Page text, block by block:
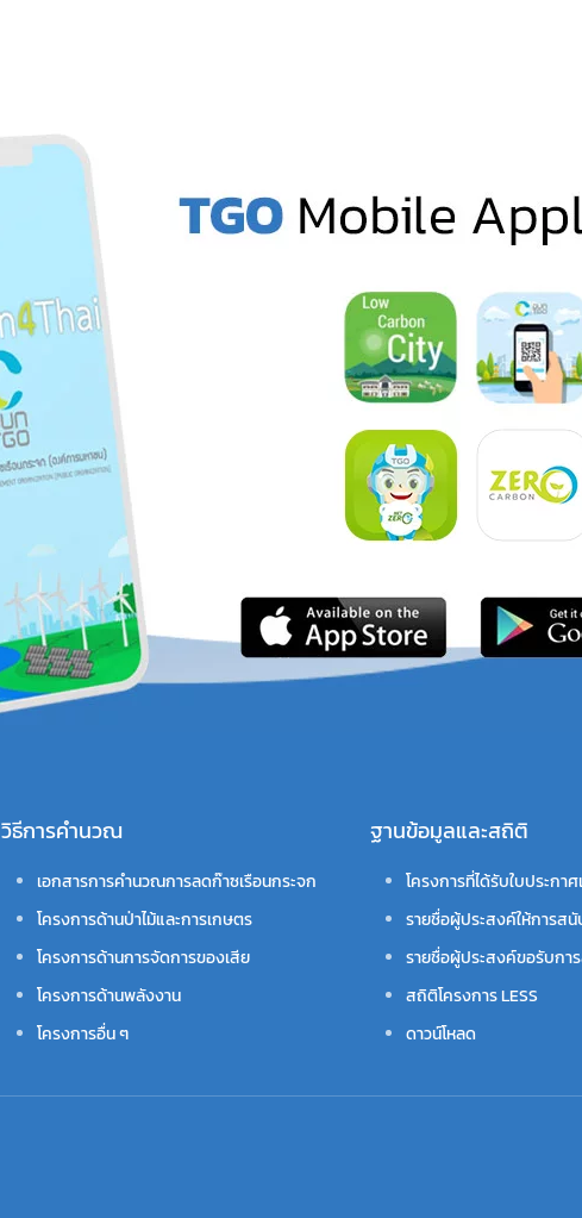
วิธีการคำนวณ
เอกสารการคำนวณการลดก๊าซเรือนกระจก
โครงการด้านป่าไม้และการเกษตร
โครงการด้านการจัดการของเสีย
โครงการด้านพลังงาน
โครงการอื่น ๆ
ฐานข้อมูลและสถิติ
โครงการที่ได้รับใบประก
รายชื่อผู้ประสงค์ให้การส
รายชื่อผู้ประสงค์ขอรับกา
สถิติโครงการ LESS
ดาวน์โหลด